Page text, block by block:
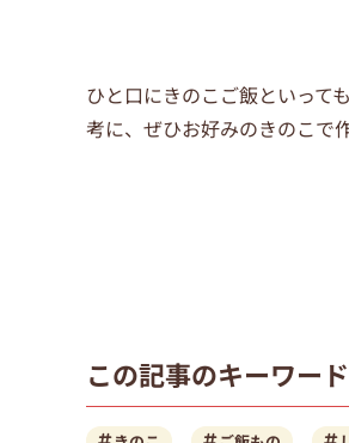
ひと口にきのこご飯といって
考に、ぜひお好みのきのこで
この記事のキーワード